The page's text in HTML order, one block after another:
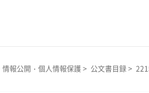
情報公開・個人情報保護> 公文書目録>